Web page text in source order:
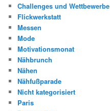
Challenges und Wettbewerbe
Flickwerkstatt
Messen
Mode
Motivationsmonat
Nähbrunch
Nähen
Nähfußparade
Nicht kategorisiert
Paris